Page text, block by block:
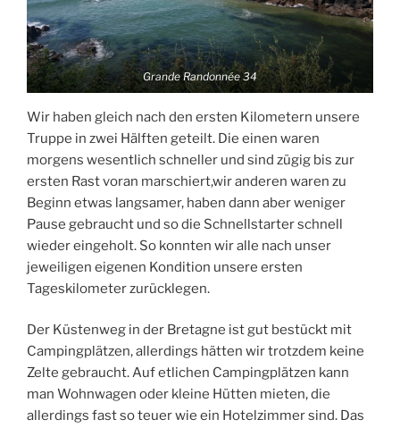
Grande Randonnée 34
Wir haben gleich nach den ersten Kilometern unsere
Truppe in zwei Hälften geteilt. Die einen waren
morgens wesentlich schneller und sind zügig bis zur
ersten Rast voran marschiert,wir anderen waren zu
Beginn etwas langsamer, haben dann aber weniger
Pause gebraucht und so die Schnellstarter schnell
wieder eingeholt. So konnten wir alle nach unser
jeweiligen eigenen Kondition unsere ersten
Tageskilometer zurücklegen.
Der Küstenweg in der Bretagne ist gut bestückt mit
Campingplätzen, allerdings hätten wir trotzdem keine
Zelte gebraucht. Auf etlichen Campingplätzen kann
man Wohnwagen oder kleine Hütten mieten, die
allerdings fast so teuer wie ein Hotelzimmer sind. Das